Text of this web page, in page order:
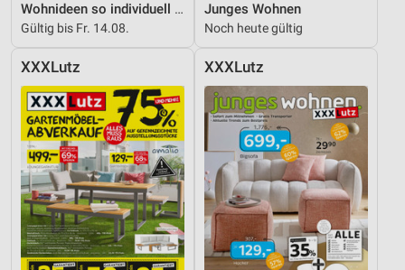
Wohnideen so individuell wie du!
Gültig bis Fr. 14.08.
Junges Wohnen
Noch heute gültig
XXXLutz XXXLutz